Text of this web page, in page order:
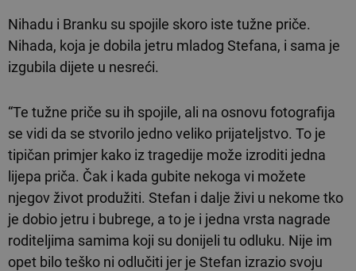
Nihadu i Branku su spojile skoro iste tužne priče.
Nihada, koja je dobila jetru mladog Stefana, i sama je
izgubila dijete u nesreći.
“Te tužne priče su ih spojile, ali na osnovu fotografija
se vidi da se stvorilo jedno veliko prijateljstvo. To je
tipičan primjer kako iz tragedije može izroditi jedna
lijepa priča. Čak i kada gubite nekoga vi možete
njegov život produžiti. Stefan i dalje živi u nekome tko
je dobio jetru i bubrege, a to je i jedna vrsta nagrade
roditeljima samima koji su donijeli tu odluku. Nije im
opet bilo teško ni odlučiti jer je Stefan izrazio svoju